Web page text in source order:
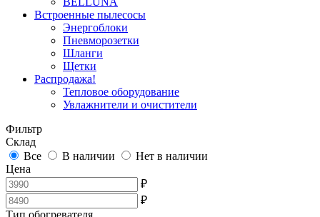
Встроенные пылесосы
Энергоблоки
Пневморозетки
Шланги
Щетки
Распродажа!
Тепловое оборудование
Увлажнители и очистители
Фильтр
Склад
Все
В наличии
Нет в наличии
Цена
₽
₽
Тип обогревателя